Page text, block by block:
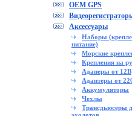
OEM GPS
Аксессуары
Наборы
питание)
Морские
Крепления на
Адаперы от 12В
Адаптеры от
Аккумуляторы
Чехлы
Трансдьюсеры